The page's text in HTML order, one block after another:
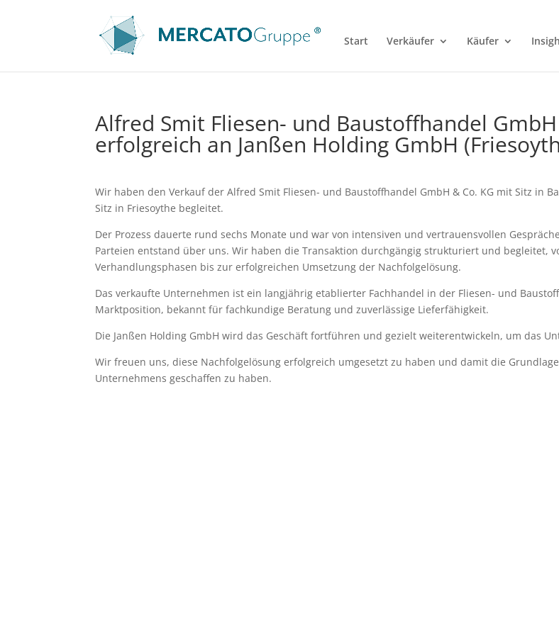
Start Verkäufer Käufer
Alfred Smit Fliesen- und Baustoffhandel
erfolgreich an Janßen Holding GmbH
Wir haben den Verkauf der Alfred Smit Fliesen- und Baustoffhandel GmbH & Co. KG mit Sitz in
Sitz in Friesoythe begleitet.
Der Prozess dauerte rund sechs Monate und war von intensiven und vertrauensvollen
Parteien entstand über uns. Wir haben die Transaktion durchgängig strukturiert und begleitet,
Verhandlungsphasen bis zur erfolgreichen Umsetzung der Nachfolgelösung.
Das verkaufte Unternehmen ist ein langjährig etablierter Fachhandel in der Fliesen- und
Marktposition, bekannt für fachkundige Beratung und zuverlässige Lieferfähigkeit.
Die Janßen Holding GmbH wird das Geschäft fortführen und gezielt weiterentwickeln, um das
Wir freuen uns, diese Nachfolgelösung erfolgreich umgesetzt zu haben und damit die
Unternehmens geschaffen zu haben.